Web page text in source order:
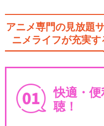
アニメ専門の見放題
ニメライフが充実す
快適・
聴！